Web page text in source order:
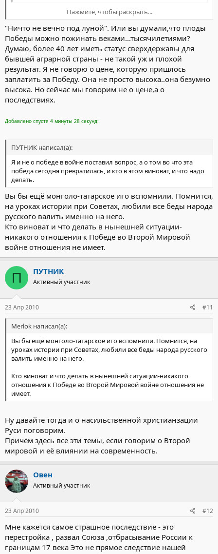
Нажмите, чтобы раскрыть...
Так и было.....
Но вот прошло всего меньше века, и всё превратилось в прах.
Где сверхдержава?
Нажмите, чтобы раскрыть...
"Ничто не вечно под луной". Или вы думали,что плоды
Победы можно пожинать веками...тысячилетиями?
Думаю, более 40 лет иметь статус сверхдержавы для
бывшей аграрной страны - не такой уж и плохой
результат. Я не говорю о цене, которую пришлось
заплатить за Победу. Она не просто высока..она безумно
высока. Но сейчас мы говорим не о цене,а о
последствиях.
Добавлено спустя 4 минуты 28 секунд:
ПУТНИК написал(а):
Я и не о победе в войне поставил вопрос, а о том во что эта
победа сегодня превратилась, и кто в этом виноват, и что надо
делать.
Вы бы ещё монголо-татарское иго вспомнили. Помнится,
на уроках истории при Советах, любили все беды народа
русского валить именно на него.
Кто виноват и что делать в нынешней ситуации-
никакого отношения к Победе во Второй Мировой
войне отношения не имеет.
П ПУТНИК
Активный участник
23 Апр 2010 #11
Merlok написал(а):
Вы бы ещё монголо-татарское иго вспомнили. Помнится, на
уроках истории при Советах, любили все беды народа русского
валить именно на него.
Кто виноват и что делать в нынешней ситуации-никакого
отношения к Победе во Второй Мировой войне отношения не
имеет.
Ну давайте тогда и о насильственной христианзации
Руси поговорим.
Причём здесь все эти темы, если говорим о Второй
мировой и её влиянии на современность.
Овен
Активный участник
23 Апр 2010 #12
Мне кажется самое страшное последствие - это
перестройка , развал Союза ,отбрасывание России к
границам 17 века Это не прямое следствие нашей